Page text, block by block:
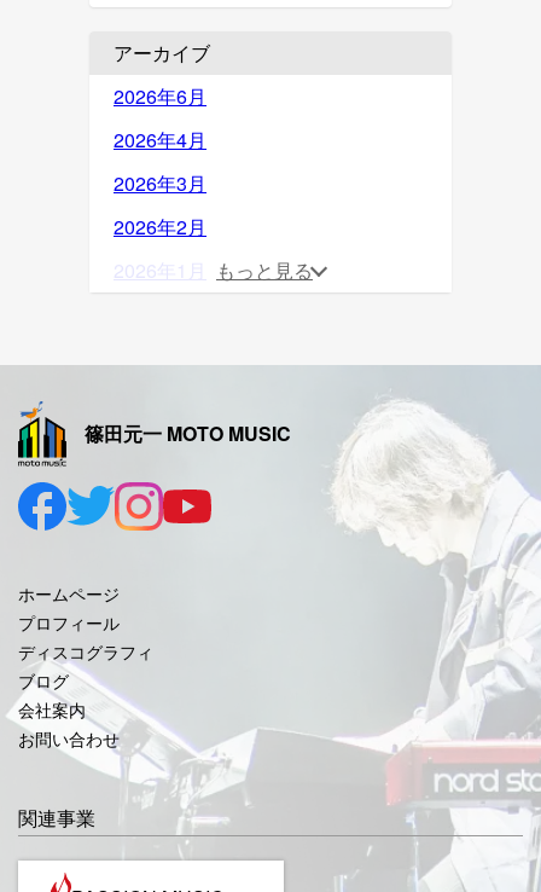
アーカイブ
2026年6月
2026年4月
2026年3月
2026年2月
2026年1月
2025年9月
2025年8月
2025年7月
2025年5月
2025年4月
2025年3月
2025年2月
2025年1月
2024年12月
もっと見る
篠田元一 MOTO MUSIC
ホームページ
プロフィール
ディスコグラフィ
ブログ
会社案内
お問い合わせ
関連事業